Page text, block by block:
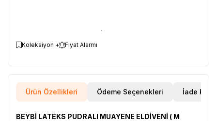
Koleksiyon + Fiyat Alarmı
Ürün Özellikleri Ödeme Seçenekleri İade
BEYBİ LATEKS PUDRALI MUAYENE ELDİVENİ ( M